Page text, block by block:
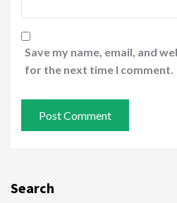
Save my name, email, and
for the next time I comment.
Search